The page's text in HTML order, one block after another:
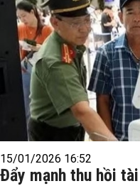
15/01/2026 16:52
Đẩy mạnh thu hồi